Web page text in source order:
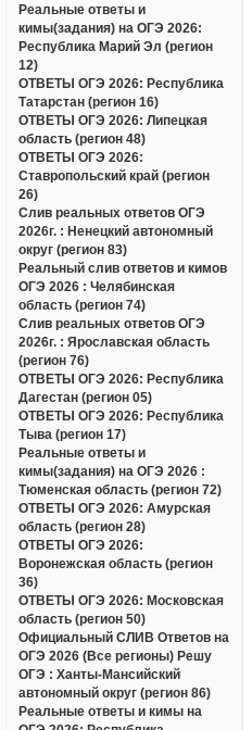
Реальные ответы и
кимы(задания) на ОГЭ 2026:
Республика Марий Эл (регион
12)
ОТВЕТЫ ОГЭ 2026: Республика
Татарстан (регион 16)
ОТВЕТЫ ОГЭ 2026: Липецкая
область (регион 48)
ОТВЕТЫ ОГЭ 2026:
Ставропольский край (регион
26)
Слив реальных ответов ОГЭ
2026г. : Ненецкий автономный
округ (регион 83)
Реальный слив ответов и кимов
ОГЭ 2026 : Челябинская
область (регион 74)
Слив реальных ответов ОГЭ
2026г. : Ярославская область
(регион 76)
ОТВЕТЫ ОГЭ 2026: Республика
Дагестан (регион 05)
ОТВЕТЫ ОГЭ 2026: Республика
Тыва (регион 17)
Реальные ответы и
кимы(задания) на ОГЭ 2026 :
Тюменская область (регион 72)
ОТВЕТЫ ОГЭ 2026: Амурская
область (регион 28)
ОТВЕТЫ ОГЭ 2026:
Воронежская область (регион
36)
ОТВЕТЫ ОГЭ 2026: Московская
область (регион 50)
Официальный СЛИВ Ответов на
ОГЭ 2026 (Все регионы) Решу
ОГЭ : Ханты-Мансийский
автономный округ (регион 86)
Реальные ответы и кимы на